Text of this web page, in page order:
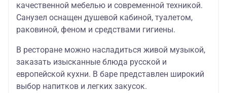
качественной мебелью и современной техникой.
Санузел оснащен душевой кабиной, туалетом,
раковиной, феном и средствами гигиены.
В ресторане можно насладиться живой музыкой,
заказать изысканные блюда русской и
европейской кухни. В баре представлен широкий
выбор напитков и легких закусок.